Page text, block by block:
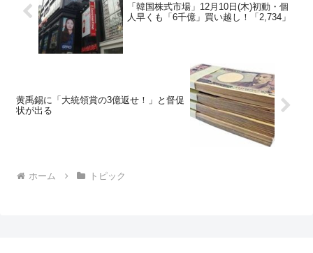
「韓国株式市場」12月10日(木)初動・個
人早くも「6千億」買い越し！「2,734」
黄禹錫に「大統領賞の3億返せ！」と督促
状が出る
ホーム トピック